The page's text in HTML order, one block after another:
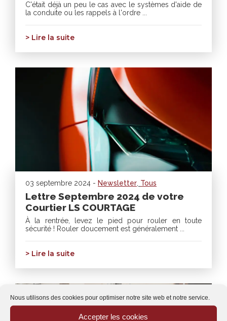
Nous utilisons des cookies pour optimiser notre site web et notre service.
Accepter les cookies
C'était déjà un peu le cas avec le systèmes d'aide de
la conduite ou les rappels à l'ordre ...
> Lire la suite
03 septembre 2024 - Newsletter Tous
Lettre Septembre 2024 de votre
Courtier LS COURTAGE
À la rentrée, levez le pied pour rouler en toute
sécurité ! Rouler doucement est généralement ...
> Lire la suite